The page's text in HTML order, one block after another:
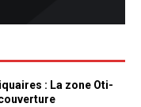
: La zone Oti-